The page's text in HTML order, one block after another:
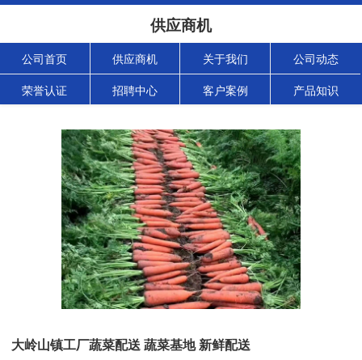
供应商机
公司首页 供应商机 关于我们 公司动态
荣誉认证 招聘中心 客户案例 产品知识
大岭山镇工厂蔬菜配送 蔬菜基地 新鲜配送